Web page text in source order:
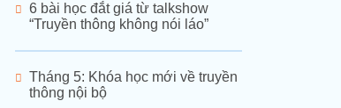
6 bài học đắt giá từ talkshow
“Truyền thông không nói láo”
Tháng 5: Khóa học mới về truyền
thông nội bộ